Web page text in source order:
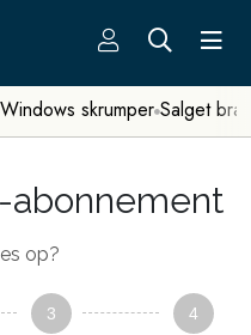
skrumper Salget
abonnement
op?
3 4